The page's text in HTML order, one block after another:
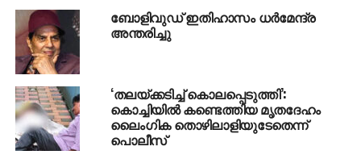
ബോളിവുഡ് ഇതിഹാസം ധര്‍മേന്ദ്ര
അന്തരിച്ചു
‘തലയ്ക്കടിച്ച് കൊലപ്പെടുത്തി’:
കൊച്ചിയില്‍ കണ്ടെത്തിയ മൃതദേഹം
ലൈംഗിക തൊഴിലാളിയുടേതെന്ന്
പൊലീസ്